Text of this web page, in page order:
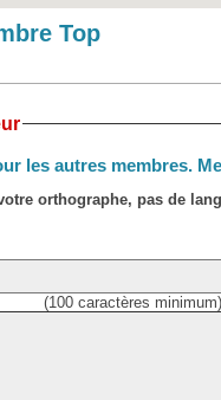
Top
les autres membres.
orthographe, pas de
(100 caractères minimum)